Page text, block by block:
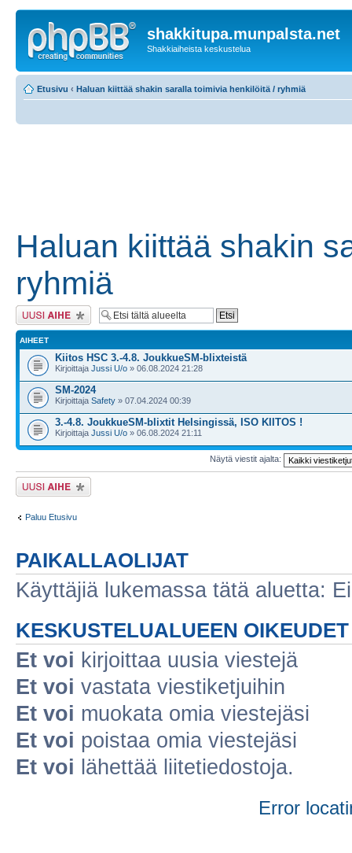
shakkitupa.munpalsta.net
Shakkiaiheista keskustelua
Etusivu ‹ Haluan kiittää shakin saralla toimivia henkilöitä / ryhmiä
Haluan kiittää shakin
ryhmiä
Lähetä uusi viesti
AIHEET
Kiitos HSC 3.-4.8. JoukkueSM-blixteistä
Kirjoittaja Jussi U/o » 06.08.2024 21:28
SM-2024
Kirjoittaja Safety » 07.04.2024 00:39
3.-4.8. JoukkueSM-blixtit Helsingissä, ISO KIITOS !
Kirjoittaja Jussi U/o » 06.08.2024 21:11
Näytä viestit ajalta:
Lähetä uusi viesti
Paluu Etusivu
PAIKALLAOLIJAT
Käyttäjiä lukemassa tätä aluetta:
KESKUSTELUALUEEN OIKEUDET
Et voi kirjoittaa uusia viestejä
Et voi vastata viestiketjuihin
Et voi muokata omia viestejäsi
Et voi poistaa omia viestejäsi
Et voi lähettää liitetiedostoja.
Error